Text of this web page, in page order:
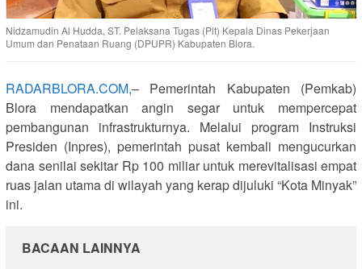
Nidzamudin Al Hudda, ST. Pelaksana Tugas (Plt) Kepala Dinas Pekerjaan
Umum dan Penataan Ruang (DPUPR) Kabupaten Blora.
RADARBLORA.COM,– Pemerintah Kabupaten (Pemkab)
Blora mendapatkan angin segar untuk mempercepat
pembangunan infrastrukturnya. Melalui program Instruksi
Presiden (Inpres), pemerintah pusat kembali mengucurkan
dana senilai sekitar Rp 100 miliar untuk merevitalisasi empat
ruas jalan utama di wilayah yang kerap dijuluki “Kota Minyak”
ini.
BACAAN LAINNYA